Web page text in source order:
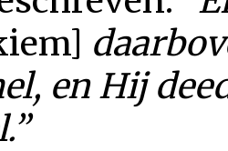
en Hij